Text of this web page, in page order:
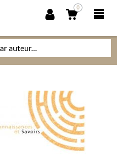
0
ÉCRIVAINS
ET SAVOIRS